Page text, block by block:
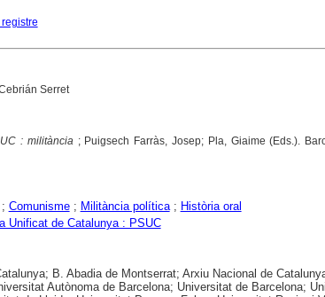
Serret
: militància; Puigsech Farràs, Josep; Pla, Giaime (Eds.).
; Comunisme; Militància política; Història oral
Unificat de Catalunya : PSUC
B. Abadia de Montserrat; Arxiu Nacional de
Autònoma de Barcelona; Universitat de Barcelona;